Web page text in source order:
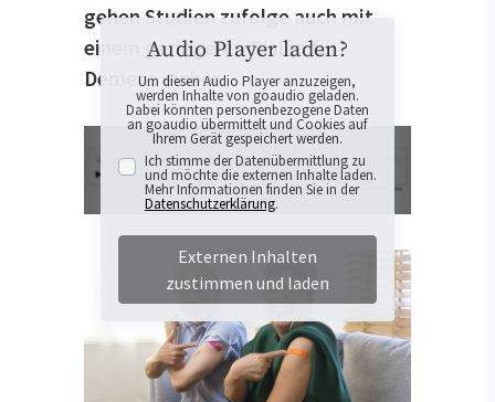
gehen Studien zufolge auch mit
einem geringeren Risiko für
Demenz einher.
Audio Player laden?
Um diesen Audio Player anzuzeigen,
werden Inhalte von goaudio geladen.
Dabei könnten personenbezogene Daten
an goaudio übermittelt und Cookies auf
Ihrem Gerät gespeichert werden.
Ich stimme der Datenübermittlung zu
und möchte die externen Inhalte laden.
Mehr Informationen finden Sie in der
Datenschutzerklärung.
Externen Inhalten
zustimmen und laden